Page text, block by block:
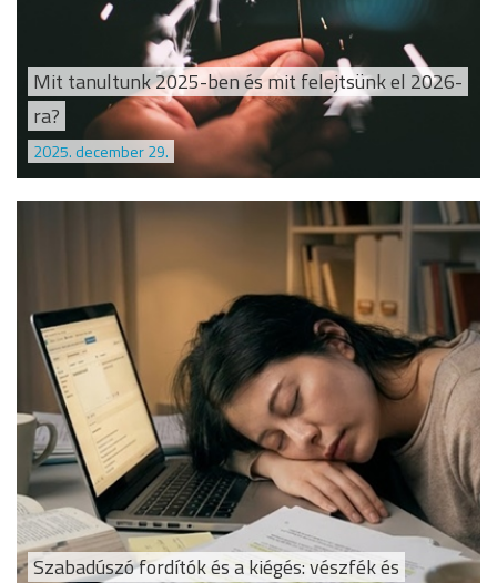
Mit tanultunk 2025-ben és mit felejtsünk el 2026-
ra?
2025. december 29.
Szabadúszó fordítók és a kiégés: vészfék és